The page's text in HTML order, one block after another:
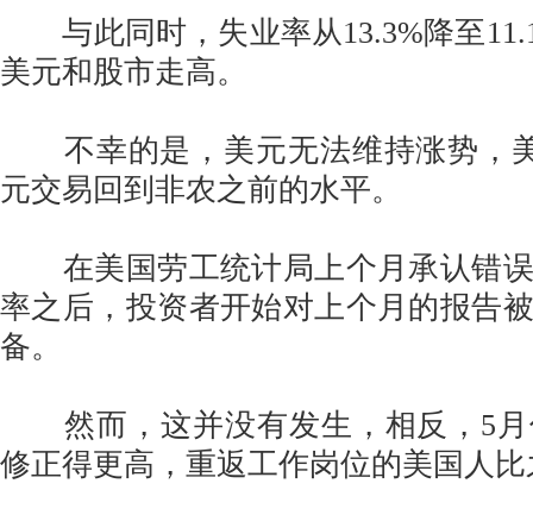
与此同时，失业率从13.3%降至
美元和股市走高。
不幸的是，美元无法维持涨势，
元交易回到非农之前的水平。
在美国劳工统计局上个月承认错误
率之后，投资者开始对上个月的报告
备。
然而，这并没有发生，相反，5月
修正得更高，重返工作岗位的美国人